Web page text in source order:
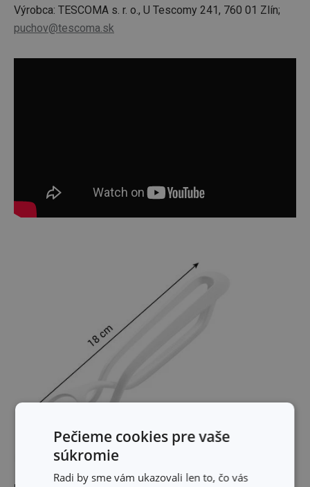
Výrobca: TESCOMA s. r. o., U Tescomy 241, 760 01 Zlín;
puchov@tescoma.sk
Pečieme cookies pre vaše
súkromie
Radi by sme vám ukazovali len to, čo vás